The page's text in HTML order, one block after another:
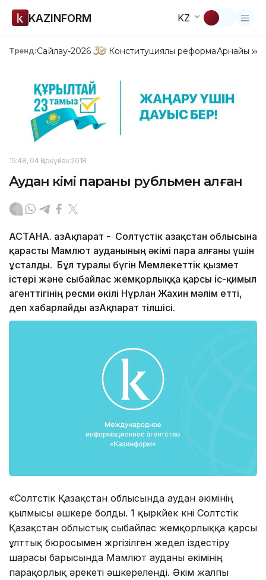
KAZINFORM KZ
Тренд:Сайлау-2026 Конституциялық реформаАрнайы
15:48, 04 Қыркүйек 2018
Аудан әкімі параны рубльмен алған
АСТАНА. ҚазАқпарат - Солтүстік Қазақстан облысына
қарасты Мамлют ауданының әкімі пара алғаны үшін
ұсталды. Бұл туралы бүгін Мемлекеттік қызмет
істері және сыбайлас жемқорлыққа қарсы іс-қимыл
агенттігінің ресми өкілі Нұрлан Жахин мәлім етті,
деп хабарлайды ҚазАқпарат тілшісі.
«Солтүстік Қазақстан облысында аудан әкімінің
қылмысы әшкере болды. 1 қыркүйек күні Солтүстік
Қазақстан облыстық сыбайлас жемқорлыққа қарсы
ұлттық бюросымен жүргізілген жедел іздестіру
шарасы барысында Мамлют ауданы әкімінің
парақорлық әрекеті әшкереленді. Әкім жалпы